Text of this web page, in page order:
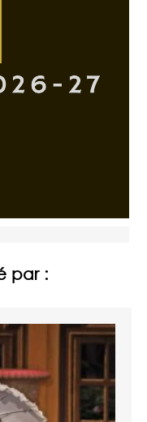
par :